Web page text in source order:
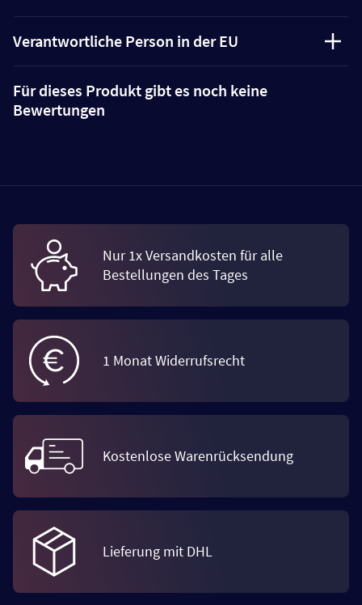
Verantwortliche Person in der EU
Für dieses Produkt gibt es noch keine
Bewertungen
Nur 1x Versandkosten für alle
Bestellungen des Tages
1 Monat Widerrufsrecht
Kostenlose Warenrücksendung
Lieferung mit DHL